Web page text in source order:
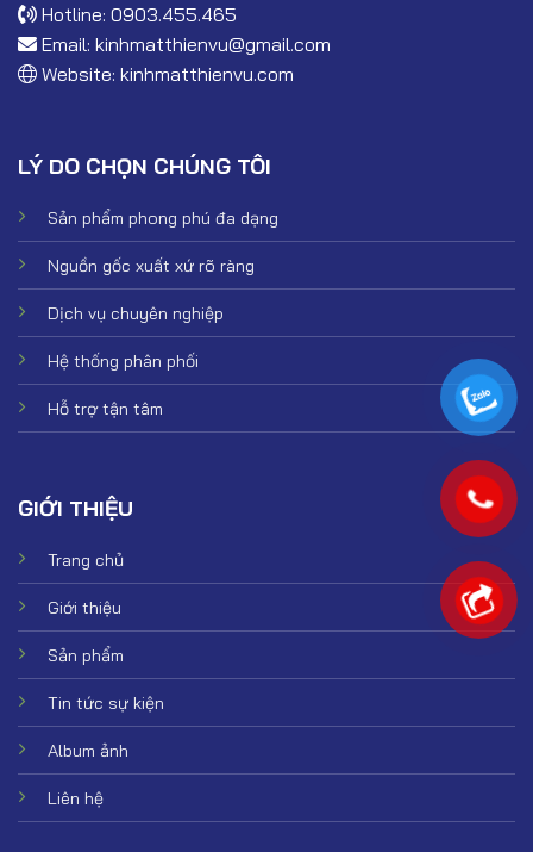
Hotline: 0903.455.465
Email: kinhmatthienvu@gmail.com
Website: kinhmatthienvu.com
LÝ DO CHỌN CHÚNG TÔI
Sản phẩm phong phú đa dạng
Nguồn gốc xuất xứ rõ ràng
Dịch vụ chuyên nghiệp
Hệ thống phân phối
Hỗ trợ tận tâm
GIỚI THIỆU
Trang chủ
Giới thiệu
Sản phẩm
Tin tức sự kiện
Album ảnh
Liên hệ